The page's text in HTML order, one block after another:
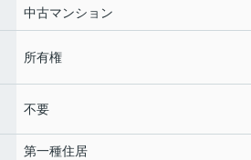
中古マンション
所有権
不要
第一種住居